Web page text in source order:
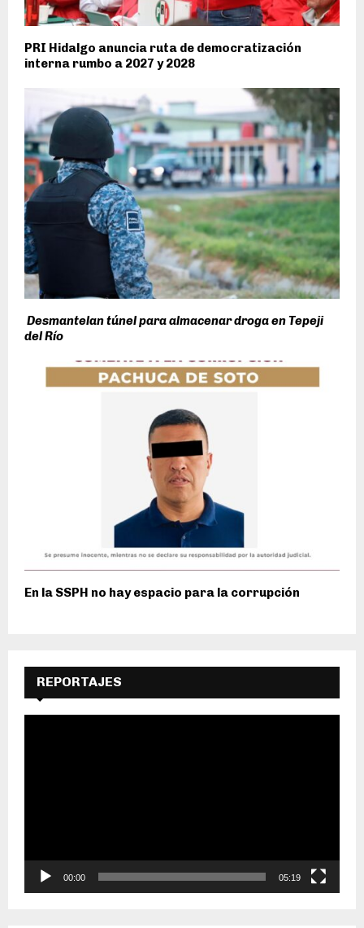
PRI Hidalgo anuncia ruta de democratización
interna rumbo a 2027 y 2028
Desmantelan túnel para almacenar droga en Tepeji
del Río
En la SSPH no hay espacio para la corrupción
REPORTAJES
t
r
00:00 05:19